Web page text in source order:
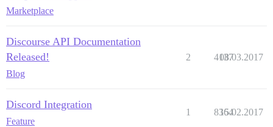
Marketplace
Discourse API Documentation
Released!
Blog
2 4137
08.03.2017
Discord Integration
Feature
1 8364
15.02.2017